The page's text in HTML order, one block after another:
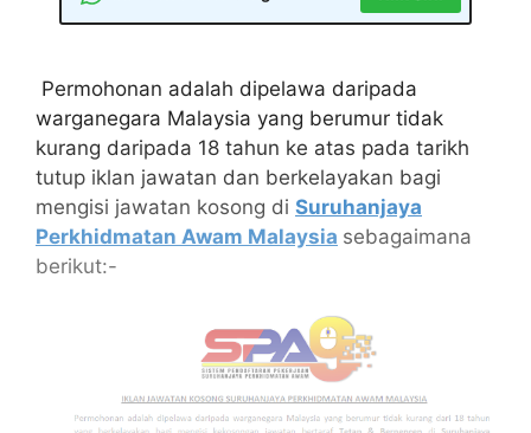
Permohonan adalah dipelawa daripada
warganegara Malaysia yang berumur tidak
kurang daripada 18 tahun ke atas pada tarikh
tutup iklan jawatan dan berkelayakan bagi
mengisi jawatan kosong di Suruhanjaya
Perkhidmatan Awam Malaysia sebagaimana
berikut:-